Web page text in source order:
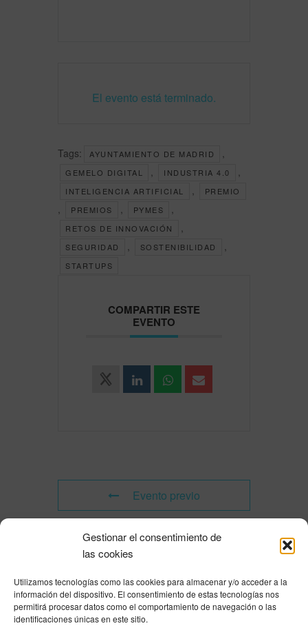
Gestionar el consentimiento de
las cookies
Utilizamos tecnologías como las cookies para almacenar y/o acceder a la
información del dispositivo. El consentimiento de estas tecnologías nos
permitirá procesar datos como el comportamiento de navegación o las
identificaciones únicas en este sitio.
El evento está terminado.
Tags: AYUNTAMIENTO DE MADRID ,
GEMELO DIGITAL , INDUSTRIA 4.0 ,
INTELIGENCIA ARTIFICIAL , PREMIO
, PREMIOS , PYMES ,
RETOS DE INNOVACIÓN ,
SEGURIDAD , SOSTENIBILIDAD ,
STARTUPS
COMPARTIR ESTE
EVENTO
Evento previo
Evento siguiente
Powered byModern Events Calendar
Política de privacidad| Aviso Legal|Política de cookies|DNSH|Trabaja con
nosotros
HOME